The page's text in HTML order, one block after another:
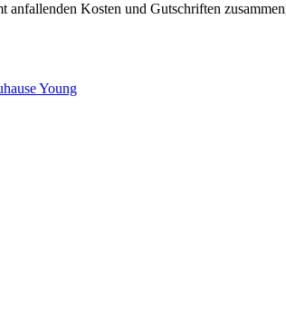
Kosten und Gutschriften
Young